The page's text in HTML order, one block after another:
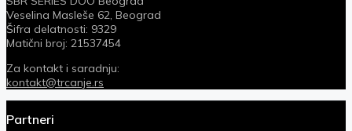
Veselina Masleše 62, Beograd
Šifra delatnosti: 9329
Matični broj: 21537454
Za kontakt i saradnju:
kontakt@trcanje.rs
Partneri